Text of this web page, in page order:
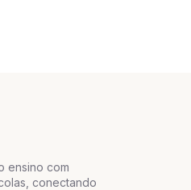
ensino com
conectando